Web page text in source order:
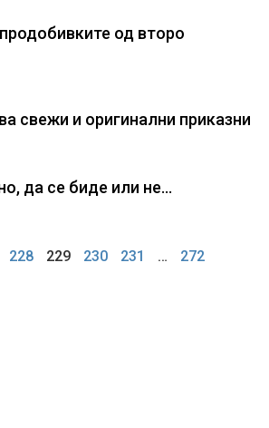
од второ
свежи и оригинални приказни
да се биде или не…
228 229 230 231 … 272